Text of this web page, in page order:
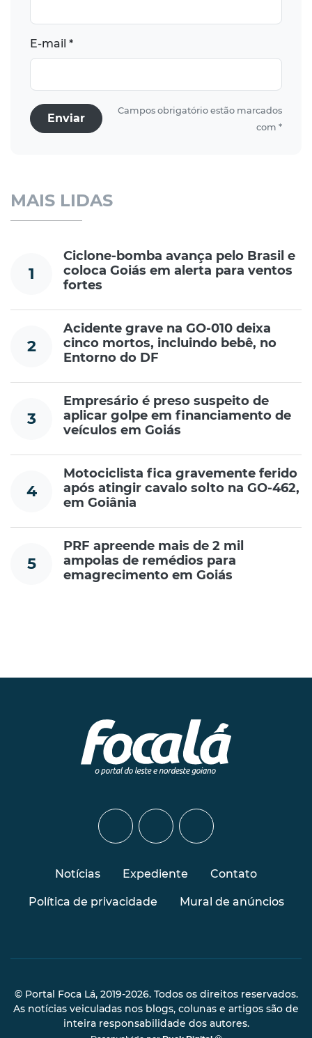
E-mail *
Enviar
Campos obrigatório estão marcados
com *
MAIS LIDAS
1
Ciclone-bomba avança pelo Brasil e
coloca Goiás em alerta para ventos
fortes
2
Acidente grave na GO-010 deixa
cinco mortos, incluindo bebê, no
Entorno do DF
3
Empresário é preso suspeito de
aplicar golpe em financiamento de
veículos em Goiás
4
Motociclista fica gravemente ferido
após atingir cavalo solto na GO-462,
em Goiânia
5
PRF apreende mais de 2 mil
ampolas de remédios para
emagrecimento em Goiás
Notícias Expediente Contato
Política de privacidade Mural de anúncios
© Portal Foca Lá, 2019-2026. Todos os direitos reservados.
As notícias veiculadas nos blogs, colunas e artigos são de
inteira responsabilidade dos autores.